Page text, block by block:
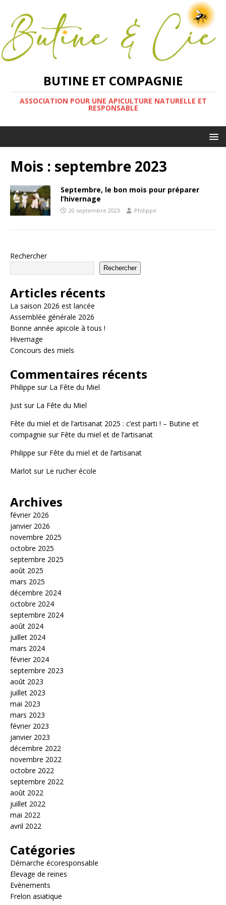
BUTINE ET COMPAGNIE
ASSOCIATION POUR UNE APICULTURE NATURELLE ET
RESPONSABLE
Mois : septembre 2023
Septembre, le bon mois pour préparer
l’hivernage
20 septembre 2023 Philippe
Rechercher
Rechercher
Articles récents
La saison 2026 est lancée
Assemblée générale 2026
Bonne année apicole à tous !
Hivernage
Concours des miels
Commentaires récents
Philippe sur La Fête du Miel
Just sur La Fête du Miel
Fête du miel et de l’artisanat 2025 : c’est parti ! – Butine et
compagnie sur Fête du miel et de l’artisanat
Philippe sur Fête du miel et de l’artisanat
Marlot sur Le rucher école
Archives
février 2026
janvier 2026
novembre 2025
octobre 2025
septembre 2025
août 2025
mars 2025
décembre 2024
octobre 2024
septembre 2024
août 2024
juillet 2024
mars 2024
février 2024
septembre 2023
août 2023
juillet 2023
mai 2023
mars 2023
février 2023
janvier 2023
décembre 2022
novembre 2022
octobre 2022
septembre 2022
août 2022
juillet 2022
mai 2022
avril 2022
Catégories
Démarche écoresponsable
Elevage de reines
Evènements
Frelon asiatique